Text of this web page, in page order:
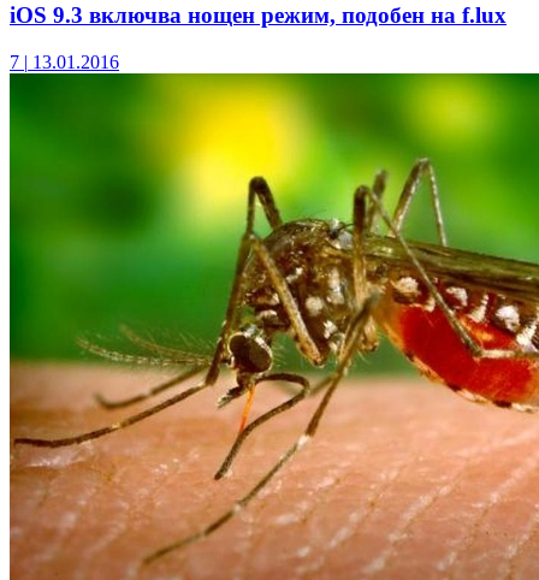
iOS 9.3 включва нощен режим, подобен на f.lux
7 | 13.01.2016